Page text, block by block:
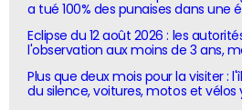
a tué 100% des punaises dans une
Eclipse du 12 août 2026 : les
l'observation aux moins de 3 ans,
Plus que deux mois pour la visiter :
du silence, voitures, motos et vélos